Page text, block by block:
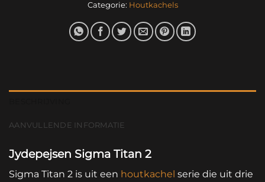
Categorie: Houtkachels
AANVULLENDE INFORMATIE
Jydepejsen Sigma Titan 2
Sigma Titan 2 is uit een houtkachel serie die uit drie